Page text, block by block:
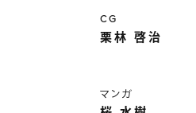
CG
栗林 啓治
マンガ